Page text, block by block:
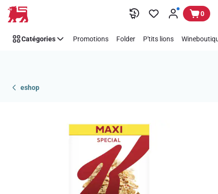
Passer 0
Catégories Promotions Folder P'tits lions
eshop